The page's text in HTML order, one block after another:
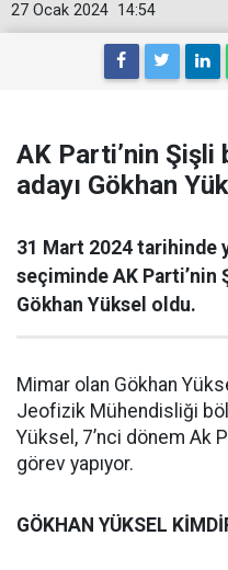
14:54
27 Ocak 2024
AK Parti’nin Şişli
adayı Gökhan
31 Mart 2024 tarihinde
seçiminde AK Parti’nin
Gökhan Yüksel oldu.
Mimar olan Gökhan
Jeofizik Mühendisliği
Yüksel, 7’nci dönem Ak
görev yapıyor.
GÖKHAN YÜKSEL